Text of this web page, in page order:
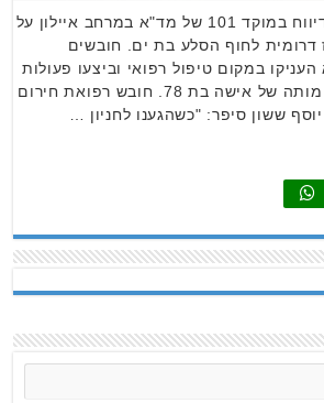
בשעה 19:20 התקבל דיווח במוקד 101 של מד"א במרחב איילון על
דרומית לחוף הסלע בת ים. חובשים
במקום טיפול רפואי וביצעו פעולות
החייאה שבסופן נקבע מותה של אישה בת 78. חובש רפואת חירום
ששון סיפר: "כשהגענו לחניון …